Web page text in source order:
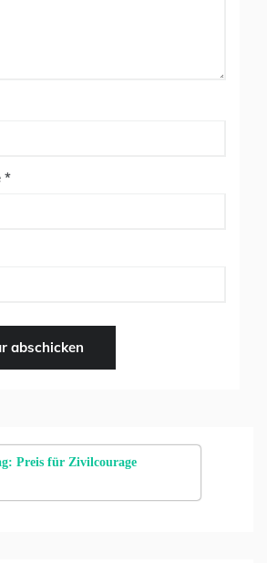
*
Preis für Zivilcourage